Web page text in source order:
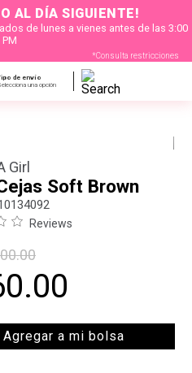
AL DÍA SIGUIENTE!
de lunes a vienes antes de las 3:00
PM
*Consulta restricciones
de envío
una opción
Girl
Soft Brown
Reviews
.00
.00
Agregar a mi bolsa